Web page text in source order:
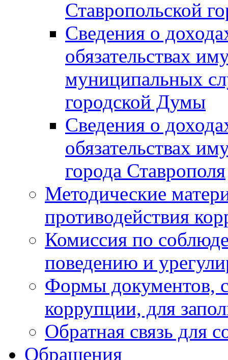
Ставропольской
Сведения о
обязательствах
муниципальных
городской Думы
Сведения о
обязательствах
города Ставрополя
Методические
противодействия
Комиссия по
поведению и
Формы документов,
коррупции, для
Обратная связь для
Обращения